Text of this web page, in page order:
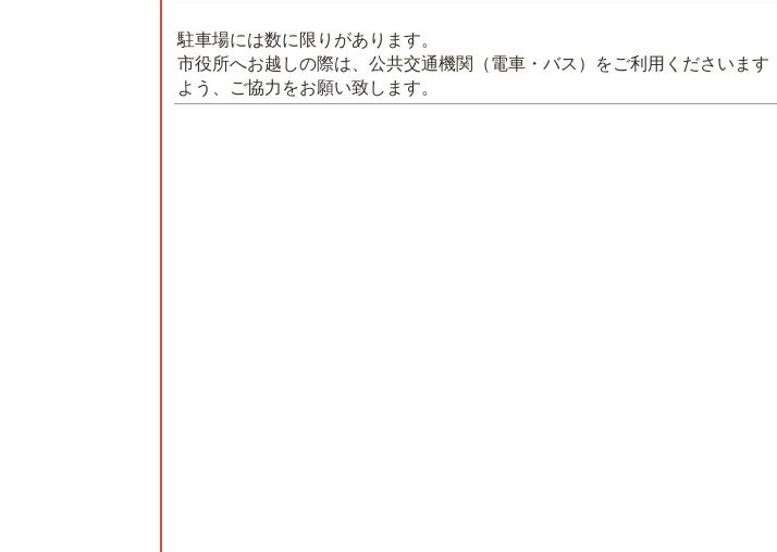
駐車場には数に限りがあります。
市役所へお越しの際は、公共交通機関（電車・バス）をご利用くださいます
よう、ご協力をお願い致します。